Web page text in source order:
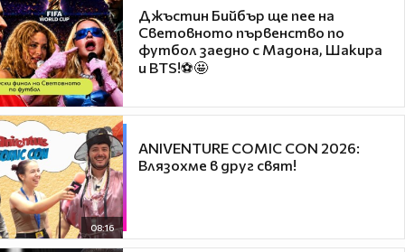
Джъстин Бийбър ще пее на
Световното първенство по
футбол заедно с Мадона, Шакира
и BTS!⚽🤩
08:16
ANIVENTURE COMIC CON 2026:
Влязохме в друг свят!